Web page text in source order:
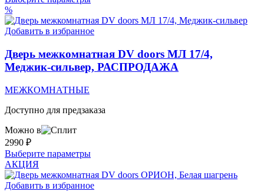
имеет
несколько
Опции
можно
выбрать
%
Добавить в избранное
Дверь межкомнатная DV doors МЛ 17/4,
Меджик-сильвер, РАСПРОДАЖА
МЕЖКОМНАТНЫЕ
Доступно для предзаказа
Можно в
2990 ₽
Выберите параметрыЭтот
имеет
несколько
АКЦИЯ
Добавить в избранное